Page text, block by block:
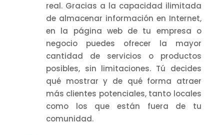
real. Gracias a la capacidad ilimitada
de almacenar información en Internet,
en la página web de tu empresa o
negocio puedes ofrecer la mayor
cantidad de servicios o productos
posibles, sin limitaciones. Tú decides
qué mostrar y de qué forma atraer
más clientes potenciales, tanto locales
como los que están fuera de tu
comunidad.